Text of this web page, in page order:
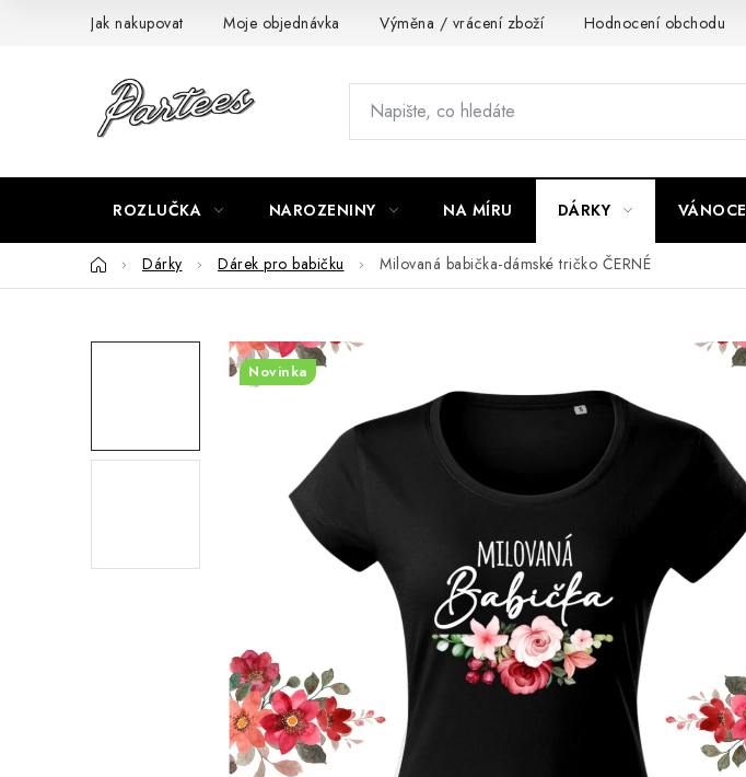
Jak nakupovat Moje objednávka Výměna / vrácení zboží Hodnocení obchodu
ROZLUČKA NAROZENINY NA MÍRU DÁRKY VÁNOCE
DomůDárky Dárek pro babičku Milovaná babička-dámské tričko ČERNÉ
Novinka